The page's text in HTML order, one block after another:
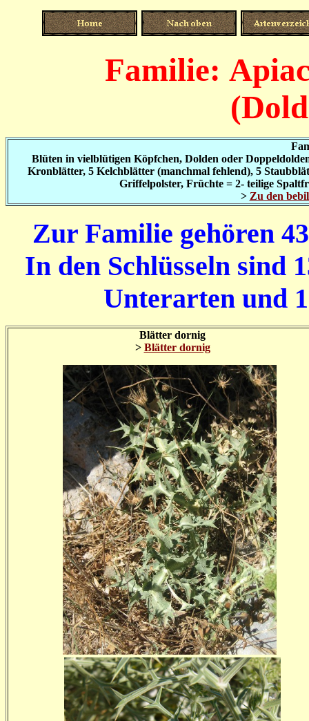
Familie:
Blüten in vielblütigen Köpfchen, Dolden oder
Kronblätter, 5 Kelchblätter (manchmal fehlend), 5
Griffelpolster, Früchte = 2- teilige
> Zu den
Zur Familie gehören
In den Schlüsseln sind
Unterarten und
Blätter dornig
> Blätter dornig